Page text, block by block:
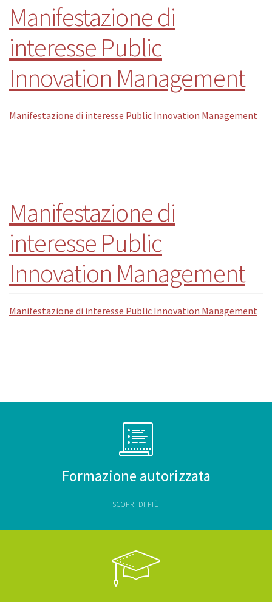
Manifestazione di
interesse Public
Innovation Management
Manifestazione di interesse Public Innovation Management
Manifestazione di
interesse Public
Innovation Management
Manifestazione di interesse Public Innovation Management
Formazione autorizzata
SCOPRI DI PIÙ